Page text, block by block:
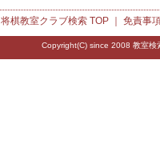
将棋教室クラブ検索TOP ｜ 免責事
Copyright(C) since 2008 教室検